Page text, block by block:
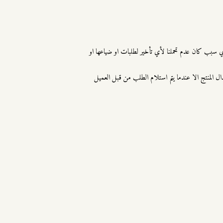
سبب كان عدم تحملنا لأي تأخير لطلبات او ضياعها او
المنتج الا عندما يتم استلام الطلب من قبل العميل